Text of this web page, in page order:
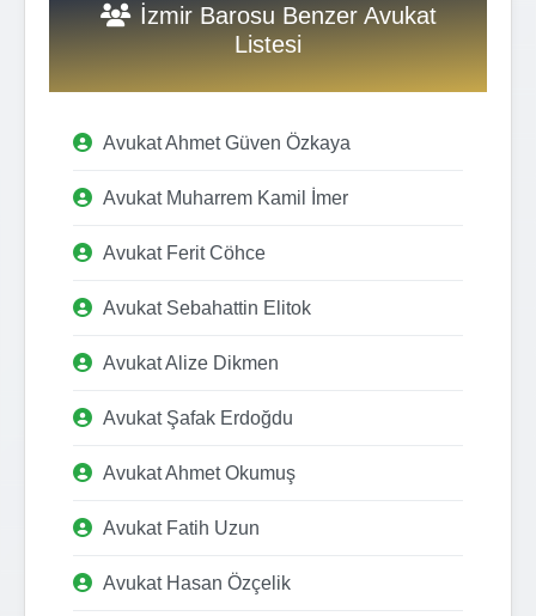
İzmir Barosu Benzer Avukat
Listesi
Avukat Ahmet Güven Özkaya
Avukat Muharrem Kamil İmer
Avukat Ferit Cöhce
Avukat Sebahattin Elitok
Avukat Alize Dikmen
Avukat Şafak Erdoğdu
Avukat Ahmet Okumuş
Avukat Fatih Uzun
Avukat Hasan Özçelik